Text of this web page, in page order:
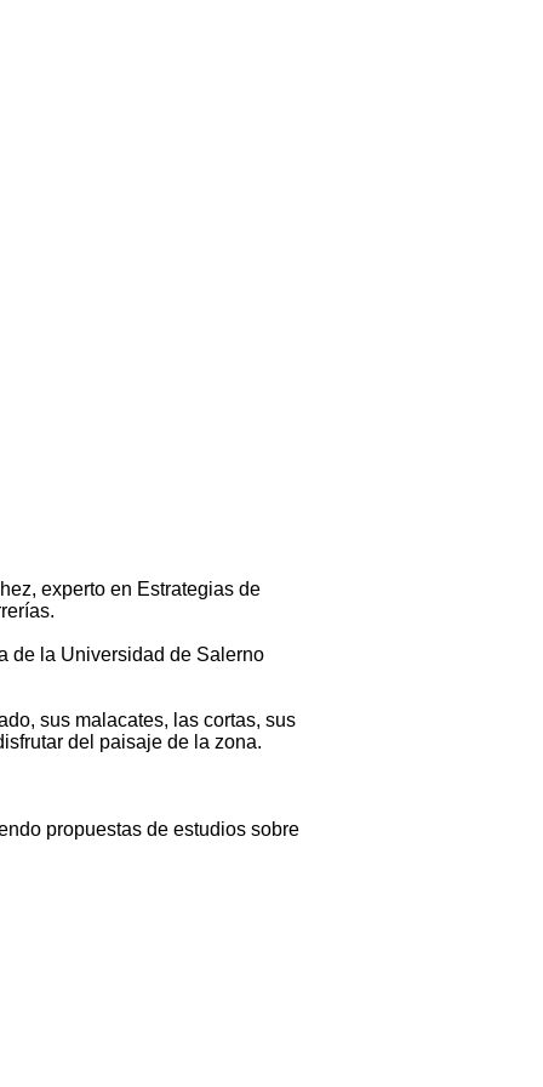
experto en Estrategias de
de la Universidad de Salerno
sus malacates, las cortas, sus
del paisaje de la zona.
propuestas de estudios sobre